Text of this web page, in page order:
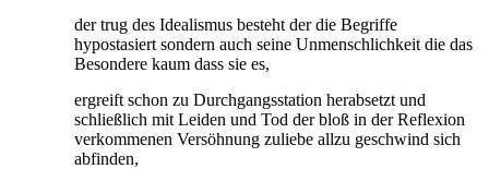
der trug des Idealismus besteht der die Begriffe
hypostasiert sondern auch seine Unmenschlichkeit die das
Besondere kaum dass sie es,
ergreift schon zu Durchgangsstation herabsetzt und
schließlich mit Leiden und Tod der bloß in der Reflexion
verkommenen Versöhnung zuliebe allzu geschwind sich
abfinden,